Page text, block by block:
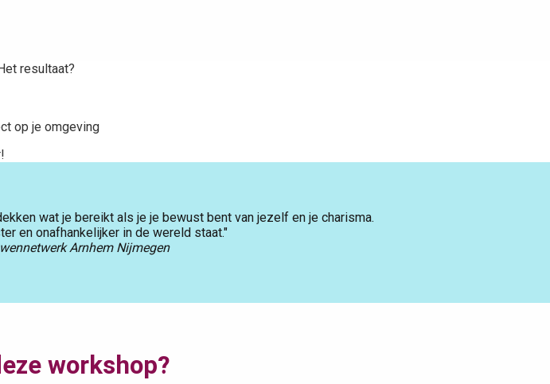
resultaat?
op je omgeving
wat je bereikt als je je bewust bent van jezelf en je charisma.
en onafhankelijker in de wereld staat."
Arnhem Nijmegen
workshop?